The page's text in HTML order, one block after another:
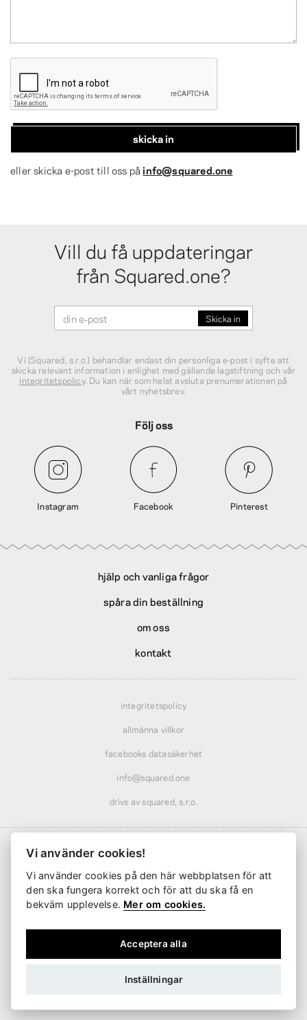
skicka in
eller skicka e-post till oss påinfo@squared.one
Vill du få uppdateringar
från Squared.one?
Vi (Squared, s.r.o.) behandlar endast din personliga e‑post i syfte att
skicka relevant information i enlighet med gällande lagstiftning och vår
integritetspolicy. Du kan när som helst avsluta prenumerationen på
vårt nyhetsbrev.
Följ oss
Instagram Facebook Pinterest
hjälp och vanliga frågor
spåra din beställning
om oss
kontakt
integritetspolicy
allmänna villkor
facebooks datasäkerhet
info@squared.one
drivs av squared, s.r.o.
Frakt från61 kr· rabatterad över 569 kr
Leverans från2 arbetsdagar
Vi använder cookies!
Vi använder cookies på den här webbplatsen för att
den ska fungera korrekt och för att du ska få en
bekväm upplevelse. Mer om cookies.
Acceptera alla
Inställningar